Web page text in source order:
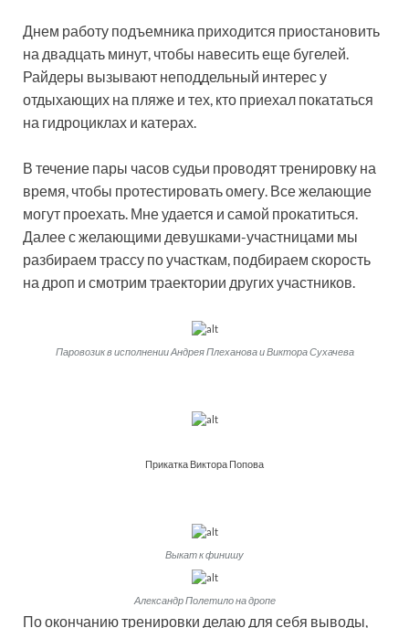
Днем работу подъемника приходится приостановить
на двадцать минут, чтобы навесить еще бугелей.
Райдеры вызывают неподдельный интерес у
отдыхающих на пляже и тех, кто приехал покататься
на гидроциклах и катерах.
В течение пары часов судьи проводят тренировку на
время, чтобы протестировать омегу. Все желающие
могут проехать. Мне удается и самой прокатиться.
Далее с желающими девушками-участницами мы
разбираем трассу по участкам, подбираем скорость
на дроп и смотрим траектории других участников.
Паровозик в исполнении Андрея Плеханова и Виктора Сухачева
Прикатка Виктора Попова
Выкат к финишу
Александр Полетило на дропе
По окончанию тренировки делаю для себя выводы,